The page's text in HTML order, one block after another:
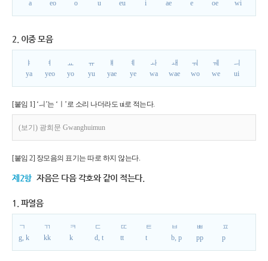
a
eo
o
u
eu
i
ae
e
oe
wi
2. 이중 모음
ㅑ
ya
ㅕ
yeo
ㅛ
yo
ㅠ
yu
ㅒ
yae
ㅖ
ye
ㅘ
wa
ㅙ
wae
ㅝ
wo
ㅞ
we
ㅢ
ui
[붙임 1] ‘ㅢ’는 ‘ㅣ’로 소리 나더라도 ui로 적는다.
(보기) 광희문 Gwanghuimun
[붙임 2] 장모음의 표기는 따로 하지 않는다.
제2항 자음은 다음 각호와 같이 적는다.
1. 파열음
ㄱ
g, k
ㄲ
kk
ㅋ
k
ㄷ
d, t
ㄸ
tt
ㅌ
t
ㅂ
b, p
ㅃ
pp
ㅍ
p